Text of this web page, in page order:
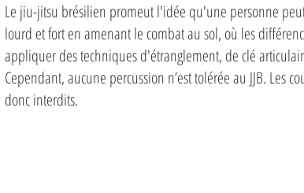
Le jiu-jitsu brésilien promeut l'idée qu'une personne
lourd et fort en amenant le combat au sol, où les
appliquer des techniques d'étranglement, de clé
Cependant, aucune percussion n’est tolérée au JJB. Les
donc interdits.